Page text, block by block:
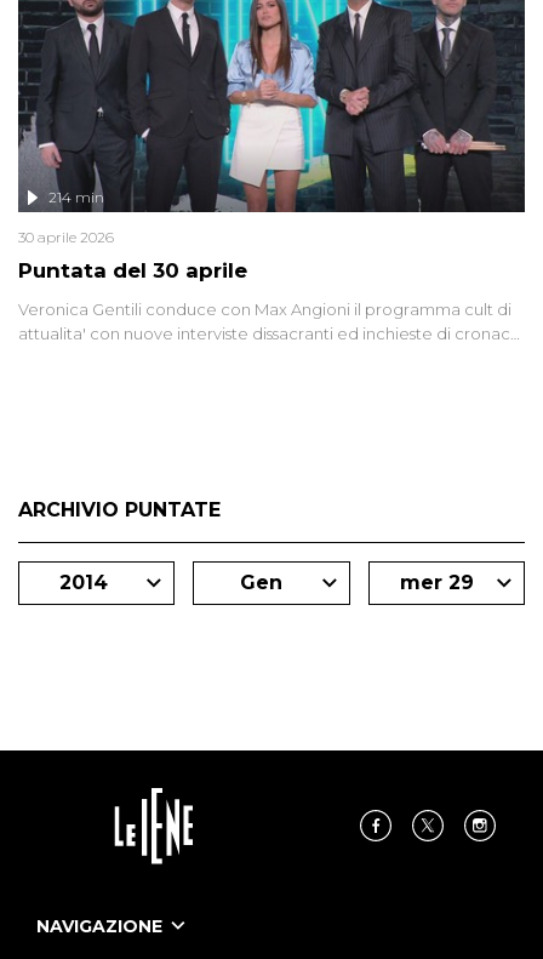
lontano.
Puntata del 30 aprile
214 min
30 aprile 2026
Veronica Gentili conduce con Max Angioni il programma cult di
attualita' con nuove interviste dissacranti ed inchieste di cronaca
ARCHIVIO PUNTATE
2014 Gen mer 29
NAVIGAZIONE